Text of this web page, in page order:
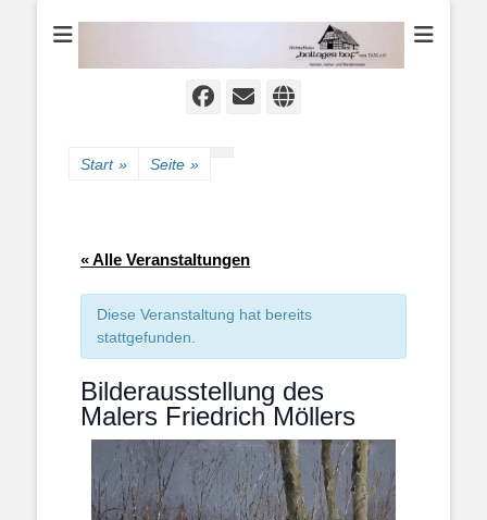
Heimathaus
Hollager Hof v.
Facebook
E-
Website
Start » Seite »
« Alle Veranstaltungen
Diese Veranstaltung hat bereits
stattgefunden.
Bilderausstellung des
Malers Friedrich Möllers